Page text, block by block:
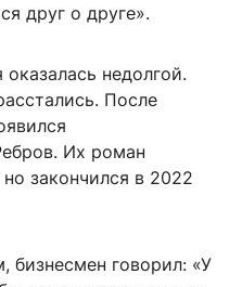
друг о друге».
недолгой.
После
Их роман
закончился в 2022
бизнесмен говорил: «У